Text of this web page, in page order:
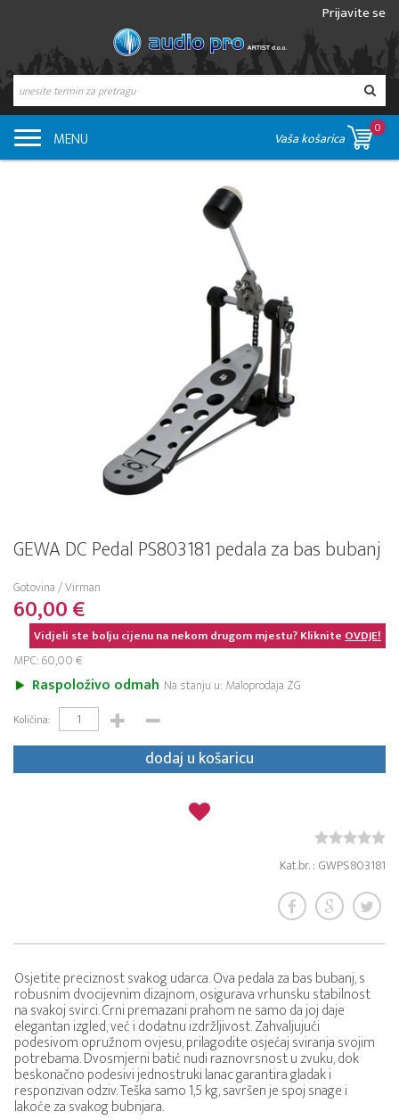
Prijavite se
MENU Vaša košarica
0
GEWA DC Pedal PS803181 pedala za bas bubanj
Gotovina / Virman
60,00 €
Vidjeli ste bolju cijenu na nekom drugom mjestu? KlikniteOVDJE!
MPC: 60,00 €
Raspoloživo odmah Na stanju u: Maloprodaja ZG
Količina:
dodaj u košaricu
Kat.br. : GWPS803181
Osjetite preciznost svakog udarca. Ova pedala za bas bubanj, s
robusnim dvocijevnim dizajnom, osigurava vrhunsku stabilnost
na svakoj svirci. Crni premazani prahom ne samo da joj daje
elegantan izgled, već i dodatnu izdržljivost. Zahvaljujući
podesivom opružnom ovjesu, prilagodite osjećaj sviranja svojim
potrebama. Dvosmjerni batić nudi raznovrsnost u zvuku, dok
beskonačno podesivi jednostruki lanac garantira gladak i
responzivan odziv. Teška samo 1,5 kg, savršen je spoj snage i
lakoće za svakog bubnjara.